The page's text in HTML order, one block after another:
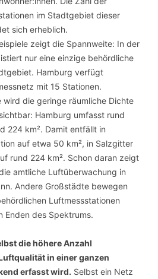
im Stadtgebiet dieser
sich erheblich.
zeigt die Spannweite: In der
nur eine einzige behördliche
Hamburg verfügt
mit 15 Stationen.
wird die geringe räumliche Dichte
Hamburg umfasst rund
224 km². Damit entfällt in
auf etwa 50 km², in Salzgitter
rund 224 km². Schon daran zeigt
amtliche Luftüberwachung in
Andere Großstädte bewegen
Luftmessstationen
Enden des Spektrums.
die höhere Anzahl
in einer ganzen
erfasst wird. Selbst ein Netz